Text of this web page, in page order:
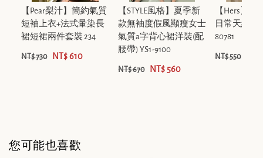
【Pear梨汁】簡約氣質
短袖上衣+法式暈染長
裙短裙兩件套裝 234
NT$ 730 NT$ 610
【STYLE風格】夏季新
款無袖度假風顯瘦女士
氣質a字背心裙洋裝(配
腰帶) YS1-9100
NT$ 670 NT$ 560
【Hers】
日常天絲無
80781
NT$ 550
您可能也喜歡